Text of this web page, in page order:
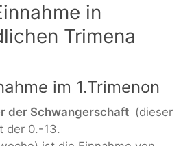
in
Trimena
im 1.Trimenon
der Schwangerschaft (dieser
der 0.-13.